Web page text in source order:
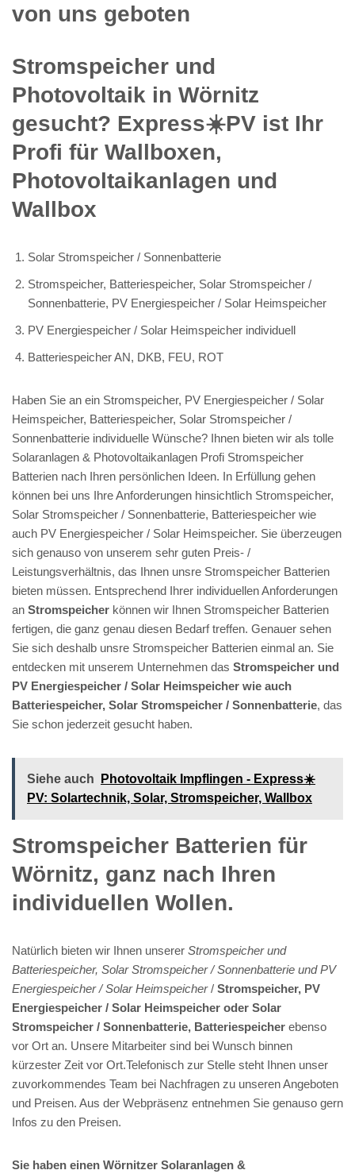
von uns geboten
Stromspeicher und
Photovoltaik in Wörnitz
gesucht? Express☀️PV️ ist Ihr
Profi für Wallboxen,
Photovoltaikanlagen und
Wallbox
Solar Stromspeicher / Sonnenbatterie
Stromspeicher, Batteriespeicher, Solar Stromspeicher /
Sonnenbatterie, PV Energiespeicher / Solar Heimspeicher
PV Energiespeicher / Solar Heimspeicher individuell
Batteriespeicher AN, DKB, FEU, ROT
Haben Sie an ein Stromspeicher, PV Energiespeicher / Solar
Heimspeicher, Batteriespeicher, Solar Stromspeicher /
Sonnenbatterie individuelle Wünsche? Ihnen bieten wir als tolle
Solaranlagen & Photovoltaikanlagen Profi Stromspeicher
Batterien nach Ihren persönlichen Ideen. In Erfüllung gehen
können bei uns Ihre Anforderungen hinsichtlich Stromspeicher,
Solar Stromspeicher / Sonnenbatterie, Batteriespeicher wie
auch PV Energiespeicher / Solar Heimspeicher. Sie überzeugen
sich genauso von unserem sehr guten Preis- /
Leistungsverhältnis, das Ihnen unsre Stromspeicher Batterien
bieten müssen. Entsprechend Ihrer individuellen Anforderungen
an Stromspeicher können wir Ihnen Stromspeicher Batterien
fertigen, die ganz genau diesen Bedarf treffen. Genauer sehen
Sie sich deshalb unsre Stromspeicher Batterien einmal an. Sie
entdecken mit unserem Unternehmen das Stromspeicher und
PV Energiespeicher / Solar Heimspeicher wie auch
Batteriespeicher, Solar Stromspeicher / Sonnenbatterie, das
Sie schon jederzeit gesucht haben.
Siehe auch
Photovoltaik Impflingen - Express☀️
PV️: Solartechnik, Solar, Stromspeicher, Wallbox
Stromspeicher Batterien für
Wörnitz, ganz nach Ihren
individuellen Wollen.
Natürlich bieten wir Ihnen unserer Stromspeicher und
Batteriespeicher, Solar Stromspeicher / Sonnenbatterie und PV
Energiespeicher / Solar Heimspeicher/ Stromspeicher, PV
Energiespeicher / Solar Heimspeicher oder Solar
Stromspeicher / Sonnenbatterie, Batteriespeicher ebenso
vor Ort an. Unsere Mitarbeiter sind bei Wunsch binnen
kürzester Zeit vor Ort.Telefonisch zur Stelle steht Ihnen unser
zuvorkommendes Team bei Nachfragen zu unseren Angeboten
und Preisen. Aus der Webpräsenz entnehmen Sie genauso gern
Infos zu den Preisen.
Sie haben einen Wörnitzer Solaranlagen &